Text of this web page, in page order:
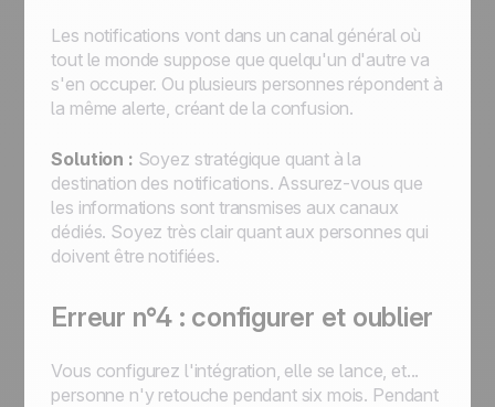
Les notifications vont dans un canal général où
tout le monde suppose que quelqu'un d'autre va
s'en occuper. Ou plusieurs personnes répondent à
la même alerte, créant de la confusion.
Solution : Soyez stratégique quant à la
destination des notifications. Assurez-vous que
les informations sont transmises aux canaux
dédiés. Soyez très clair quant aux personnes qui
doivent être notifiées.
Erreur n°4 : configurer et oublier
Vous configurez l'intégration, elle se lance, et...
personne n'y retouche pendant six mois. Pendant